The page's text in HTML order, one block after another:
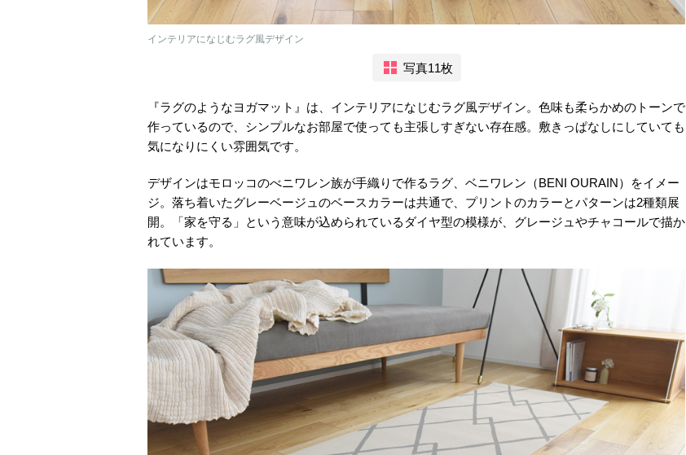
インテリアになじむラグ風デザイン
写真11枚
『ラグのようなヨガマット』は、インテリアになじむラグ風デザイン。色味も柔らかめのトーンで
作っているので、シンプルなお部屋で使っても主張しすぎない存在感。敷きっぱなしにしていても
気になりにくい雰囲気です。
デザインはモロッコのべニワレン族が手織りで作るラグ、ベニワレン（BENI OURAIN）をイメー
ジ。落ち着いたグレーベージュのベースカラーは共通で、プリントのカラーとパターンは2種類展
開。「家を守る」という意味が込められているダイヤ型の模様が、グレージュやチャコールで描か
れています。